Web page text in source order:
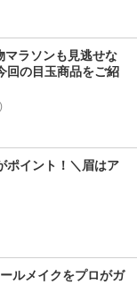
マラソンも見逃せな
回の目玉商品をご紹
ポイント！＼眉はア
ルメイクをプロがガ